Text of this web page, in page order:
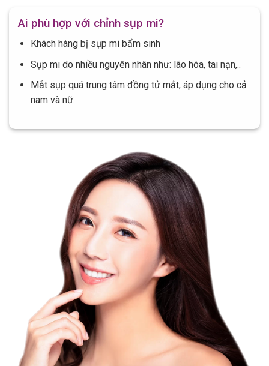
Ai phù hợp với chỉnh sụp mi?
Khách hàng bị sụp mi bẩm sinh
Sụp mi do nhiều nguyên nhân như: lão hóa, tai nạn,..
Mắt sụp quá trung tâm đồng tử mắt, áp dụng cho cả
nam và nữ.